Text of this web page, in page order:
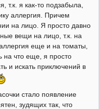
т.к. я как-то подзабыла,
аллергия. Причем
на лицо. Я просто давно
вещи на лицо, т.к. на
еще и на томаты,
на что еще, я просто
и искать приключений в
стало появление
зудящих так, что